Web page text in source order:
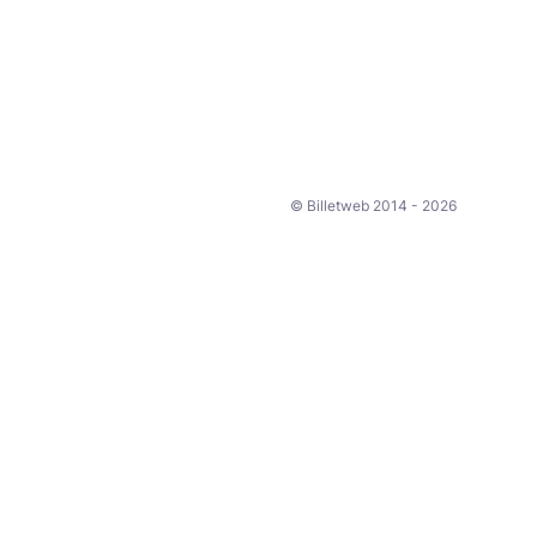
© Billetweb 2014 - 2026